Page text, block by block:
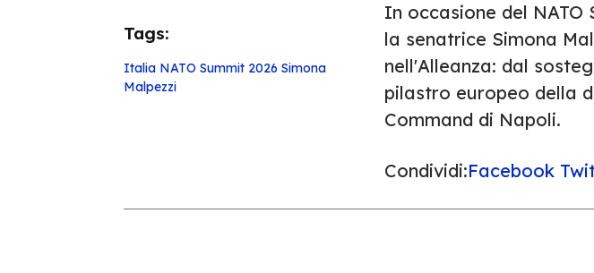
Tags:
Italia NATO Summit 2026 Simona
Malpezzi
In occasione del
la senatrice Simona
nell'Alleanza: dal
pilastro europeo della
Command di Napoli.
Condividi:Facebook